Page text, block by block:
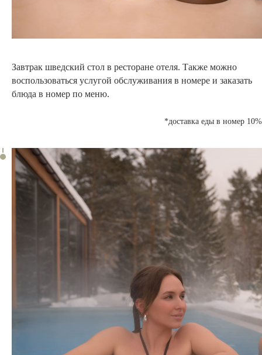
Завтрак шведский стол в ресторане отеля. Также можно
воспользоваться услугой обслуживания в номере и заказать
блюда в номер по меню.
*доставка еды в номер 10%